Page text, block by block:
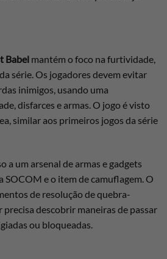
Babel mantém o foco na furtividade,
série. Os jogadores devem evitar
inimigos, usando uma
disfarces e armas. O jogo é visto
similar aos primeiros jogos da série
a um arsenal de armas e gadgets
SOCOM e o item de camuflagem. O
de resolução de quebra-
precisa descobrir maneiras de passar
ou bloqueadas.